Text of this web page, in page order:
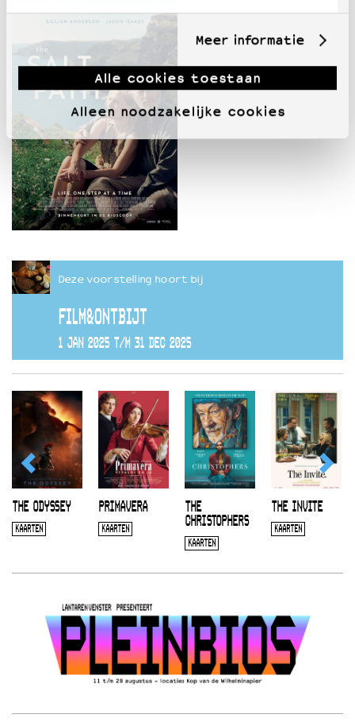
Meer informatie
Alle cookies toestaan
Alleen noodzakelijke cookies
Deze voorstelling hoort bij
FILM&ONTBIJT
1 JAN 2025 T/M 31 DEC 2025
THE ODYSSEY
KAARTEN
PRIMAVERA
KAARTEN
THE
CHRISTOPHERS
KAARTEN
THE INVITE
KAARTEN